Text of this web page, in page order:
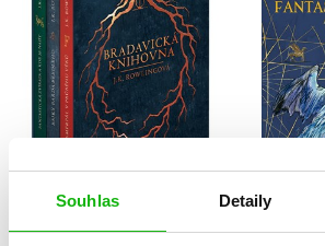
Souhlas Detaily
J. K. Rowlingová J. K.